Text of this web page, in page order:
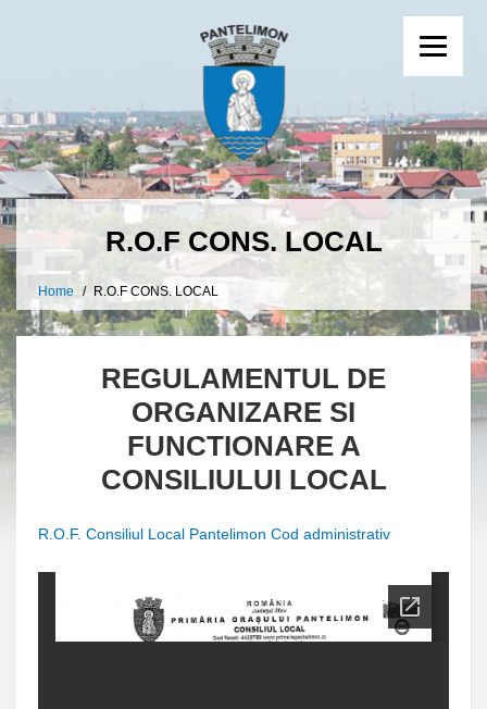
R.O.F CONS. LOCAL
Home R.O.F CONS. LOCAL
REGULAMENTUL DE
ORGANIZARE SI
FUNCTIONARE A
CONSILIULUI LOCAL
R.O.F. Consiliul Local Pantelimon Cod administrativ